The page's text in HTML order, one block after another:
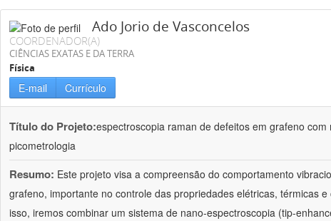
Ado Jorio de Vasconcelos
COORDENADOR(A)
CIÊNCIAS EXATAS E DA TERRA
Física
E-mail Currículo
Título do Projeto:espectroscopia raman de defeitos em grafeno
picometrologia
Resumo: Este projeto visa a compreensão do comportamento
grafeno, importante no controle das propriedades elétricas, térmicas
isso, iremos combinar um sistema de nano-espectroscopia (tip-